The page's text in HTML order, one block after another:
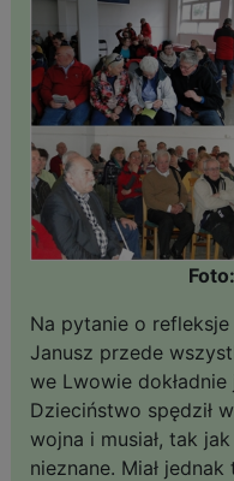
Na pytanie o
Janusz przede
we Lwowie
Dzieciństwo spędził
wojna i musiał, tak
nieznane. Miał